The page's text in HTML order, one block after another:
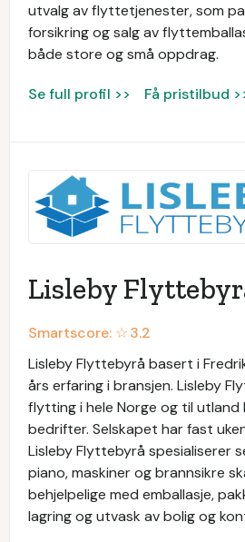
utvalg av flyttetjenester, som
forsikring og salg av
både store og små oppdrag.
Se full profil >> Få pristilbud
Lisleby
Smartscore: ☆3.2
Lisleby Flyttebyrå basert i
års erfaring i bransjen. Lisleby
flytting i hele Norge og til
bedrifter. Selskapet har fast
Lisleby Flyttebyrå spesialiserer
piano, maskiner og brannsikre
behjelpelige med emballasje,
lagring og utvask av bolig og